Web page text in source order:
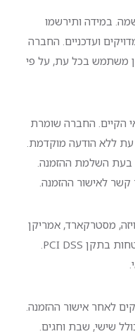
במידה ותירשמו
ועדכניים. החברה
משתמש בכל עת, על פי
הקיים. החברה שומרת
ללא הודעה מוקדמת.
בעת השלמת ההזמנה.
לאישור ההזמנה.
מסטרקארד, אמריקן
אקספרס). כל עסקאות האשראי מאובטחות בתקן PCI DSS.
הוא 2-5 ימי עסקים לאחר אישור ההזמנה.
שישי, שבת וחגים.